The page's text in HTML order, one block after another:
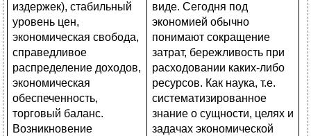
виде. Сегодня под
экономией обычно
понимают сокращение
затрат, бережливость при
расходовании каких-либо
ресурсов. Как наука, т.е.
систематизированное
знание о сущности, целях и
задачах экономической